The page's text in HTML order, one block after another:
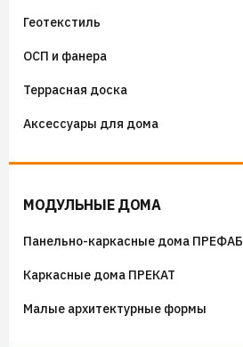
Уплотнители кровельные
Гидроизоляция примыканий
Чердачные лестницы Docke
Геотекстиль
ОСП и фанера
Фанера
ОСП (OSB) плиты
Террасная доска
Аксессуары для дома
МОДУЛЬНЫЕ ДОМА
Панельно-каркасные дома ПРЕФАБ
Каркасные дома ПРЕКАТ
Малые архитектурные формы